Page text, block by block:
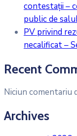
contestații –
public de
PV privind
necalificat –
Recent
Niciun comentariu
Archives